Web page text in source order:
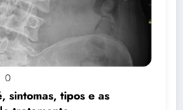
0
sintomas, tipos e as